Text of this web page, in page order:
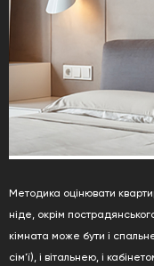
Методика оцінювати
ніде, окрім
кімната може бути і
сім'ї), і вітальнею, і